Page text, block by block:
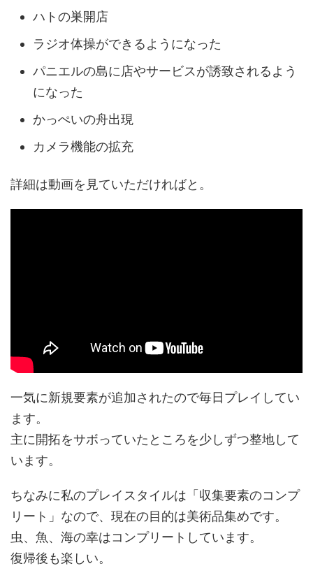
ハトの巣開店
ラジオ体操ができるようになった
パニエルの島に店やサービスが誘致されるよう
になった
かっぺいの舟出現
カメラ機能の拡充
詳細は動画を見ていただければと。
一気に新規要素が追加されたので毎日プレイしてい
ます。
主に開拓をサボっていたところを少しずつ整地して
います。
ちなみに私のプレイスタイルは「収集要素のコンプ
リート」なので、現在の目的は美術品集めです。
虫、魚、海の幸はコンプリートしています。
復帰後も楽しい。